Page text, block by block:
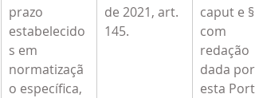
prazo
estabelecido
s em
normatizaçã
o específica,
de 2021, art.
145.
caput e §
com
redação
dada por
esta